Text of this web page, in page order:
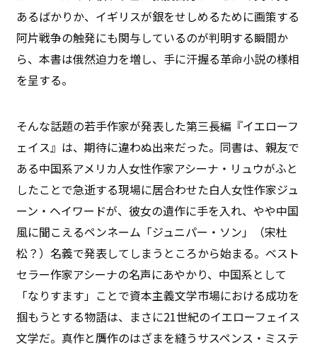
あるばかりか、イギリスが銀をせしめるために画策する
阿片戦争の触発にも関与しているのが判明する瞬間か
ら、本書は俄然迫力を増し、手に汗握る革命小説の様相
を呈する。
そんな話題の若手作家が発表した第三長編『イエローフ
ェイス』は、期待に違わぬ出来だった。同書は、親友で
ある中国系アメリカ人女性作家アシーナ・リュウがふと
したことで急逝する現場に居合わせた白人女性作家ジュ
ーン・ヘイワードが、彼女の遺作に手を入れ、やや中国
風に聞こえるペンネーム「ジュニパー・ソン」（宋杜
松？）名義で発表してしまうところから始まる。ベスト
セラー作家アシーナの名声にあやかり、中国系として
「なりすます」ことで資本主義文学市場における成功を
掴もうとする物語は、まさに21世紀のイエローフェイス
文学だ。真作と贋作のはざまを縫うサスペンス・ミステ